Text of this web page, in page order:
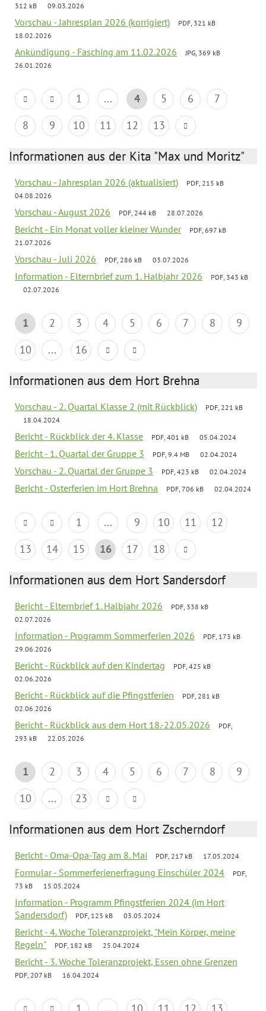
312 kB 09.03.2026
Vorschau - Jahresplan 2026 (korrigiert)
PDF, 321 kB
18.02.2026
Ankündigung - Fasching am 11.02.2026
JPG, 369 kB
26.01.2026
1 ... 4 5 6
7
8
9 10 11 12 13
Informationen aus der Kita "Max und Moritz"
Vorschau - Jahresplan 2026 (aktualisiert)
PDF, 215 kB
04.08.2026
Vorschau - August 2026 PDF, 244 kB 28.07.2026
Bericht - Ein Monat voller kleiner Wunder
PDF, 697 kB
21.07.2026
Vorschau - Juli 2026 PDF, 286 kB 03.07.2026
Information - Elternbrief zum 1. Halbjahr 2026
PDF, 343 kB
02.07.2026
1 2 3 4 5 6 7 8
9
10
... 16
Informationen aus dem Hort Brehna
Vorschau - 2. Quartal Klasse 2 (mit Rückblick)
PDF, 221 kB
18.04.2024
Bericht - Rückblick der 4. Klasse PDF, 401 kB 05.04.2024
Bericht - 1. Quartal der Gruppe 3 PDF, 9.4 MB 02.04.2024
Vorschau - 2. Quartal der Gruppe 3 PDF, 423 kB 02.04.2024
Bericht - Osterferien im Hort Brehna PDF, 706 kB 02.04.2024
1 ... 9 10 11
12
13
14 15 16 17 18
Informationen aus dem Hort Sandersdorf
Bericht - Elternbrief 1. Halbjahr 2026
PDF, 338 kB
02.07.2026
Information - Programm Sommerferien 2026
PDF, 173 kB
29.06.2026
Bericht - Rückblick auf den Kindertag
PDF, 425 kB
02.06.2026
Bericht - Rückblick auf die Pfingstferien
PDF, 281 kB
02.06.2026
Bericht - Rückblick aus dem Hort 18.-22.05.2026
PDF,
293 kB
22.05.2026
1 2 3 4 5 6 7 8
9
10
... 23
Informationen aus dem Hort Zscherndorf
Bericht - Oma-Opa-Tag am 8. Mai PDF, 217 kB 17.05.2024
Formular - Sommerferienerfragung Einschüler 2024
PDF,
73 kB
15.05.2024
Information - Programm Pfingstferien 2024 (im Hort
Sandersdorf)
PDF, 123 kB 03.05.2024
Bericht - 4. Woche Toleranzprojekt, "Mein Körper, meine
Regeln"
PDF, 182 kB 25.04.2024
Bericht - 3. Woche Toleranzprojekt, Essen ohne Grenzen
PDF, 207 kB 16.04.2024